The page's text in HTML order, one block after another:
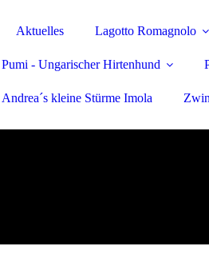
Aktuelles Lagotto Romagnolo
Pumi - Ungarischer Hirtenhund
Andrea´s kleine Stürme Imola